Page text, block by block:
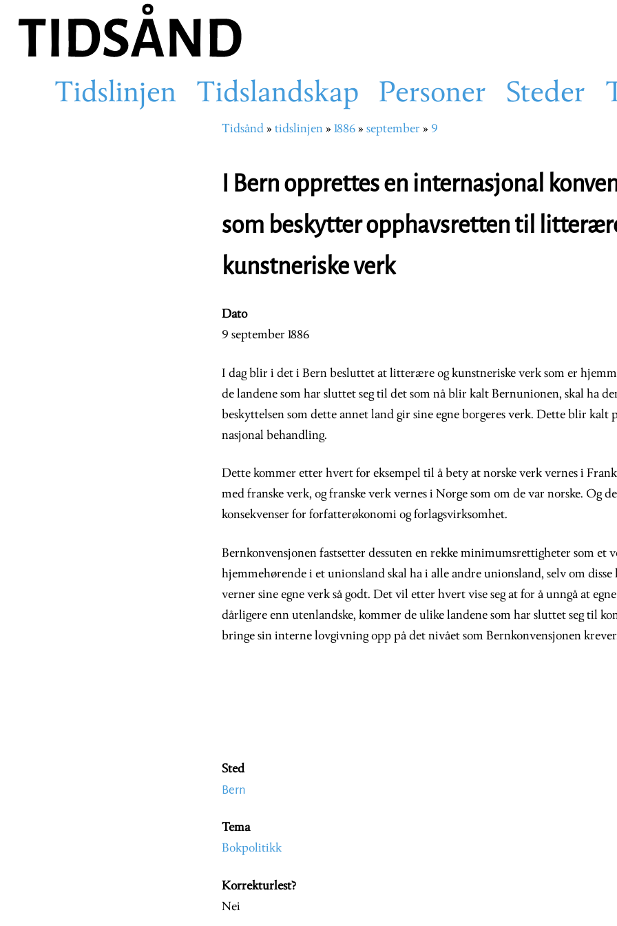
hovedinnhold
Main
Tidslinjen Tidslandskap Personer Steder
Navigasjonssti
Tidsånd tidslinjen 1886 september 9
I Bern opprettes en internasjonal
som beskytter opphavsretten til
kunstneriske verk
Dato
9 september 1886
I dag blir i det i Bern besluttet at litterære og kunstneriske verk som er
de landene som har sluttet seg til det som nå blir kalt Bernunionen, skal ha
beskyttelsen som dette annet land gir sine egne borgeres verk. Dette blir kalt
nasjonal behandling.
Dette kommer etter hvert for eksempel til å bety at norske verk vernes i
med franske verk, og franske verk vernes i Norge som om de var norske. Og
konsekvenser for forfatterøkonomi og forlagsvirksomhet.
Bernkonvensjonen fastsetter dessuten en rekke minimumsrettigheter som et
hjemmehørende i et unionsland skal ha i alle andre unionsland, selv om disse
verner sine egne verk så godt. Det vil etter hvert vise seg at for å unngå at
dårligere enn utenlandske, kommer de ulike landene som har sluttet seg til
bringe sin interne lovgivning opp på det nivået som Bernkonvensjonen
Sted
Bern
Tema
Bokpolitikk
Korrekturlest?
Nei